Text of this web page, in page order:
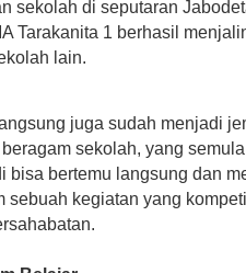
sekolah di seputaran
Tarakanita 1 berhasil
lain.
juga sudah menjadi
sekolah, yang
bisa bertemu langsung dan
sebuah kegiatan yang